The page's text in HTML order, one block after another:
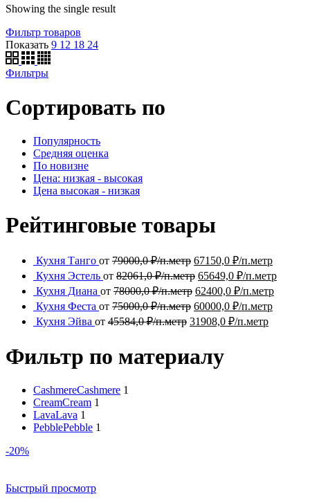
Showing the single result
Фильтр товаров
Показать 9 12 18 24
Фильтры
Сортировать по
Популярность
Средняя оценка
По новизне
Цена: низкая - высокая
Цена высокая - низкая
Рейтинговые товары
Кухня Танго от 79000,0₽/п.метр 67150,0 ₽/п.метр
Кухня Эстель от 82061,0₽/п.метр 65649,0 ₽/п.метр
Кухня Диана от 78000,0₽/п.метр 62400,0 ₽/п.метр
Кухня Феста от 75000,0₽/п.метр 60000,0 ₽/п.метр
Кухня Эйва от 45584,0₽/п.метр 31908,0 ₽/п.метр
Фильтр по материалу
CashmereCashmere 1
CreamCream 1
LavaLava 1
PebblePebble 1
-20%
Быстрый просмотр